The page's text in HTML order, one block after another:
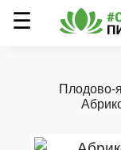
Плодово-